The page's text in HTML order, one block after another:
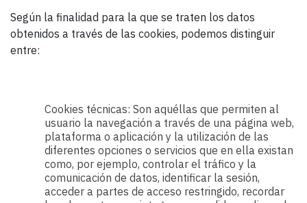
Según la finalidad para la que se traten los datos
obtenidos a través de las cookies, podemos distinguir
entre:
Cookies técnicas: Son aquéllas que permiten al
usuario la navegación a través de una página web,
plataforma o aplicación y la utilización de las
diferentes opciones o servicios que en ella existan
como, por ejemplo, controlar el tráfico y la
comunicación de datos, identificar la sesión,
acceder a partes de acceso restringido, recordar